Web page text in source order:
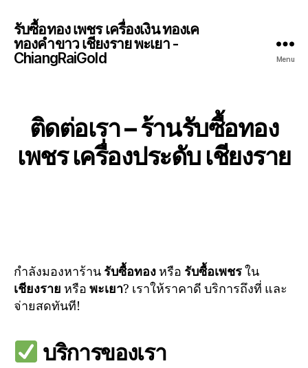
รับซื้อทอง เพชร เครื่องเงิน ทองเค
ทองคำขาว เชียงราย พะเยา -
ChiangRaiGold
Menu
ติดต่อเรา – ร้านรับซื้อทอง
เพชร เครื่องประดับ เชียงราย
กำลังมองหาร้าน รับซื้อทอง หรือ รับซื้อเพชรใน
เชียงราย หรือ พะเยา? เราให้ราคาดี บริการถึงที่ และ
จ่ายสดทันที!
บริการของเรา